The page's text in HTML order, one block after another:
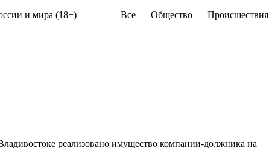
и мира (18+) Все Общество Происшествия
реализовано имущество компании-должника на